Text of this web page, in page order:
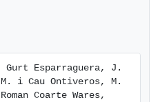
Gurt Esparraguera, J.
i Cau Ontiveros, M.
Coarte Wares,